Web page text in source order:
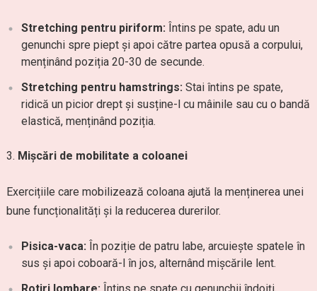
Stretching pentru piriform: Întins pe spate, adu un
genunchi spre piept și apoi către partea opusă a corpului,
menținând poziția 20-30 de secunde.
Stretching pentru hamstrings: Stai întins pe spate,
ridică un picior drept și susține-l cu mâinile sau cu o bandă
elastică, menținând poziția.
Mișcări de mobilitate a coloanei
Exercițiile care mobilizează coloana ajută la menținerea unei
bune funcționalități și la reducerea durerilor.
Pisica-vaca: În poziție de patru labe, arcuiește spatele în
sus și apoi coboară-l în jos, alternând mișcările lent.